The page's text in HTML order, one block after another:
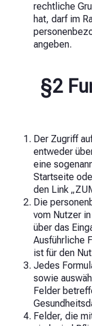
rechtliche
hat, darf im
angeben.
§2
Der Zugriff
entweder
eine
Startseite
den Link
Die
vom Nutzer
über das
Ausführliche
ist für den
Jedes
sowie
Felder
Felder, die